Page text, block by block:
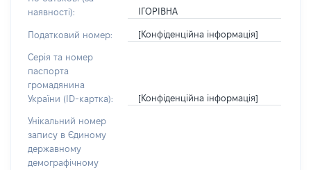
наявності):
ІГОРІВНА
Податковий номер: [Конфіденційна інформація]
Серія та номер
паспорта
громадянина
України (ID-картка):
[Конфіденційна інформація]
Унікальний номер
запису в Єдиному
державному
демографічному